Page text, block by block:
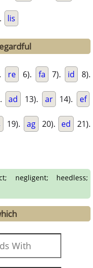
lis
re 6). fa 7). id 8).
ad 13). ar 14). ef
19). ag 20). ed 21).
negligent; heedless;